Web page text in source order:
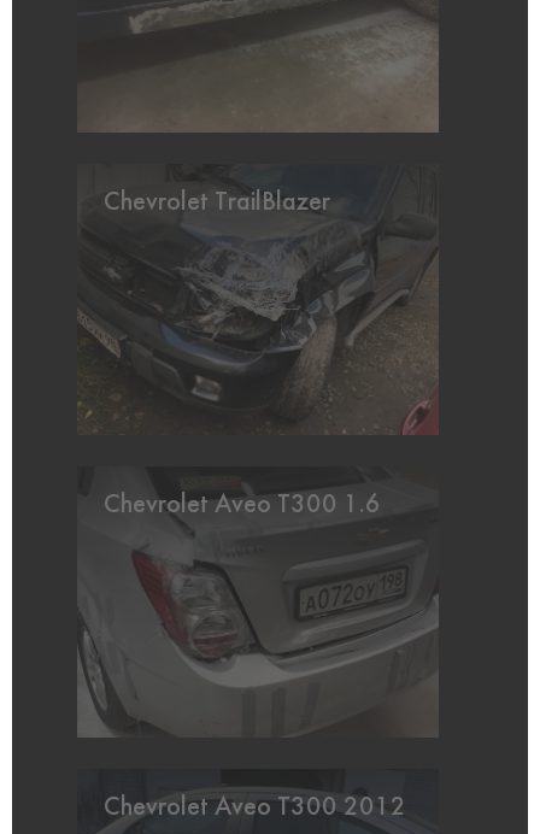
Chevrolet TrailBlazer
Chevrolet Aveo T300 1.6
Chevrolet Aveo T300 2012